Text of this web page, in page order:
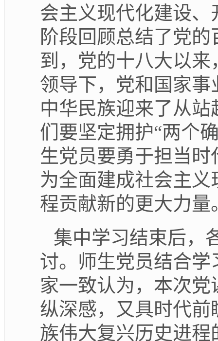
会主义现代化建设
阶段回顾总结了党
到 ，党的十八大以
领导下，党和国家
中华民族迎来了从
们要坚定拥护“两个
生党员要勇于担当
为全面建成社会主义
程贡献新的更大力量
集中学习结束后，
讨。 师生党员结合学
家一致认为，本次
纵深感，又具时代
族伟大复兴历史进